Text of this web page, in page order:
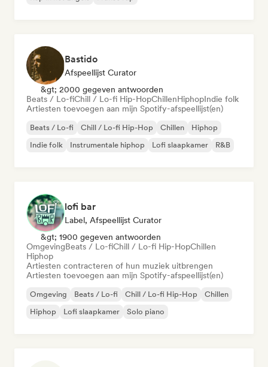
Bastido
Afspeellijst Curator
&gt; 2000 gegeven antwoorden
Beats / Lo-fiChill / Lo-fi Hip-HopChillenHiphopIndie folk
Artiesten toevoegen aan mijn Spotify-afspeellijst(en)
Beats / Lo-fi Chill / Lo-fi Hip-Hop Chillen
Hiphop
Indie folk
Instrumentale hiphop Lofi slaapkamer R&B
lofi bar
Label, Afspeellijst Curator
&gt; 1900 gegeven antwoorden
OmgevingBeats / Lo-fiChill / Lo-fi Hip-HopChillen
Hiphop
Artiesten contracteren of hun muziek uitbrengen
Artiesten toevoegen aan mijn Spotify-afspeellijst(en)
Omgeving Beats / Lo-fi Chill / Lo-fi Hip-Hop
Chillen
Hiphop
Lofi slaapkamer Solo piano